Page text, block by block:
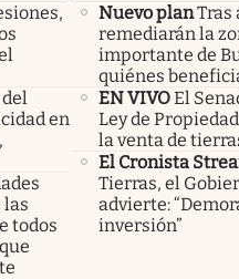
en
todos
Nuevo planTras
remediarán la
importante de
quiénes
EN VIVOEl
Ley de
la venta de
El Cronista
Tierras, el
advierte:
inversión”